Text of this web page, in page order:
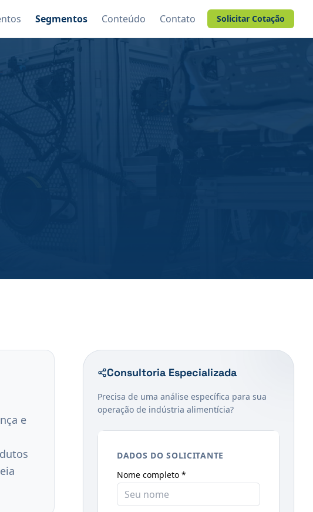
Segmentos Conteúdo Contato Solicitar Cotação
e
Consultoria Especializada
Precisa de uma análise específica para sua
operação de indústria alimentícia?
DADOS DO SOLICITANTE
Nome completo *